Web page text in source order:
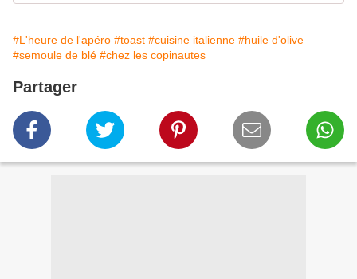
#L'heure de l'apéro #toast #cuisine italienne #huile d'olive
#semoule de blé #chez les copinautes
Partager